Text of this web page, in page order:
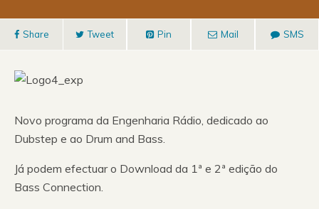
Share Tweet Pin Mail SMS
Novo programa da Engenharia Rádio, dedicado ao
Dubstep e ao Drum and Bass.
Já podem efectuar o Download da 1ª e 2ª edição do
Bass Connection.